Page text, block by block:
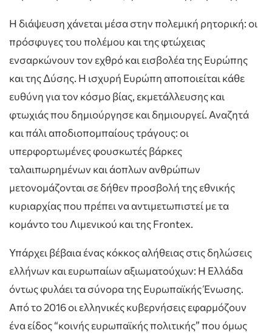
Η διάψευση χάνεται μέσα στην πολεμική ρητορική: οι
πρόσφυγες του πολέμου και της φτώχειας
ενσαρκώνουν τον εχθρό και εισβολέα της Ευρώπης
και της Δύσης. Η ισχυρή Ευρώπη αποποιείται κάθε
ευθύνη για τον κόσμο βίας, εκμετάλλευσης και
φτωχιάς που δημιούργησε και δημιουργεί. Αναζητά
και πάλι αποδιοπομπαίους τράγους: οι
υπερφορτωμένες φουσκωτές βάρκες
ταλαιπωρημένων και άοπλων ανθρώπων
μετονομάζονται σε δήθεν προσβολή της εθνικής
κυριαρχίας που πρέπει να αντιμετωπιστεί με τα
κομάντο του Λιμενικού και της Frontex.
Υπάρχει βέβαια ένας κόκκος αλήθειας στις δηλώσεις
ελλήνων και ευρωπαίων αξιωματούχων: Η Ελλάδα
όντως φυλάει τα σύνορα της Ευρωπαϊκής Ένωσης.
Από το 2016 οι ελληνικές κυβερνήσεις εφαρμόζουν
ένα είδος “κοινής ευρωπαϊκής πολιτικής” που όμως